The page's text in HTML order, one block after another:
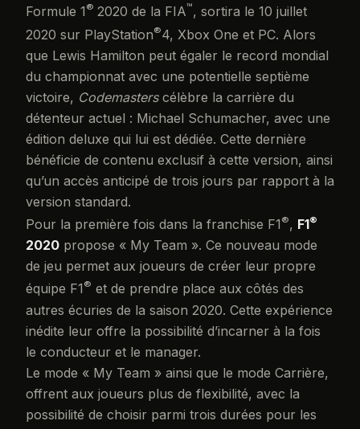
Formule 1® 2020 de la FIA™, sortira le 10 juillet
2020 sur PlayStation®4, Xbox One et PC. Alors
que Lewis Hamilton peut égaler le record mondial
du championnat avec une potentielle septième
victoire, Codemasterscélèbre la carrière du
détenteur actuel : Michael Schumacher, avec une
édition deluxe qui lui est dédiée. Cette dernière
bénéficie de contenu exclusif à cette version, ainsi
qu’un accès anticipé de trois jours par rapport à la
version standard.
Pour la première fois dans la franchise F1®, F1®
2020 propose « My Team ». Ce nouveau mode
de jeu permet aux joueurs de créer leur propre
équipe F1® et de prendre place aux côtés des
autres écuries de la saison 2020. Cette expérience
inédite leur offre la possibilité d’incarner à la fois
le conducteur et le manager.
Le mode « My Team » ainsi que le mode Carrière,
offrent aux joueurs plus de flexibilité, avec la
possibilité de choisir parmi trois durées pour les